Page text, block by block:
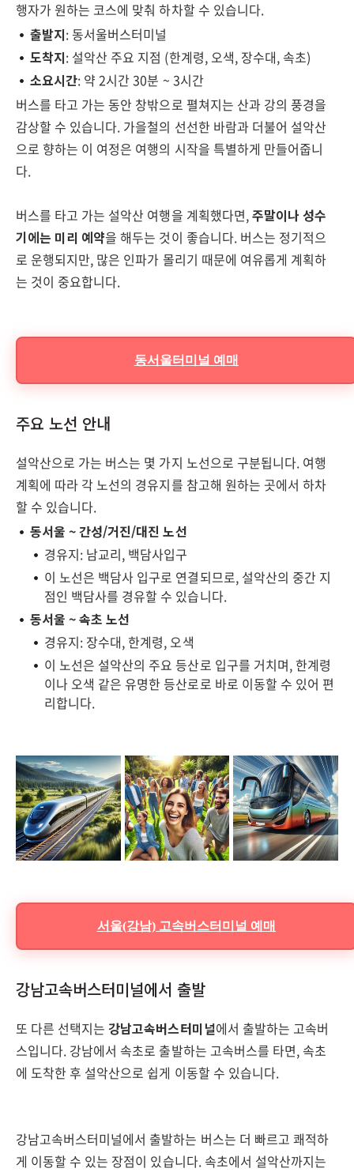
행자가 원하는 코스에 맞춰 하차할 수 있습니다.
출발지: 동서울버스터미널
도착지: 설악산 주요 지점 (한계령, 오색, 장수대, 속초)
소요시간: 약 2시간 30분 ~ 3시간
버스를 타고 가는 동안 창밖으로 펼쳐지는 산과 강의 풍경을
감상할 수 있습니다. 가을철의 선선한 바람과 더불어 설악산
으로 향하는 이 여정은 여행의 시작을 특별하게 만들어줍니
다.
버스를 타고 가는 설악산 여행을 계획했다면,주말이나 성수
기에는 미리 예약을 해두는 것이 좋습니다. 버스는 정기적으
로 운행되지만, 많은 인파가 몰리기 때문에 여유롭게 계획하
는 것이 중요합니다.
동서울터미널 예매
주요 노선 안내
설악산으로 가는 버스는 몇 가지 노선으로 구분됩니다. 여행
계획에 따라 각 노선의 경유지를 참고해 원하는 곳에서 하차
할 수 있습니다.
동서울 ~ 간성/거진/대진 노선
경유지: 남교리, 백담사입구
이 노선은 백담사 입구로 연결되므로, 설악산의 중간 지
점인 백담사를 경유할 수 있습니다.
동서울 ~ 속초 노선
경유지: 장수대, 한계령, 오색
이 노선은 설악산의 주요 등산로 입구를 거치며, 한계령
이나 오색 같은 유명한 등산로로 바로 이동할 수 있어 편
리합니다.
서울(강남) 고속버스터미널 예매
강남고속버스터미널에서 출발
또 다른 선택지는 강남고속버스터미널에서 출발하는 고속버
스입니다. 강남에서 속초로 출발하는 고속버스를 타면, 속초
에 도착한 후 설악산으로 쉽게 이동할 수 있습니다.
강남고속버스터미널에서 출발하는 버스는 더 빠르고 쾌적하
게 이동할 수 있는 장점이 있습니다. 속초에서 설악산까지는